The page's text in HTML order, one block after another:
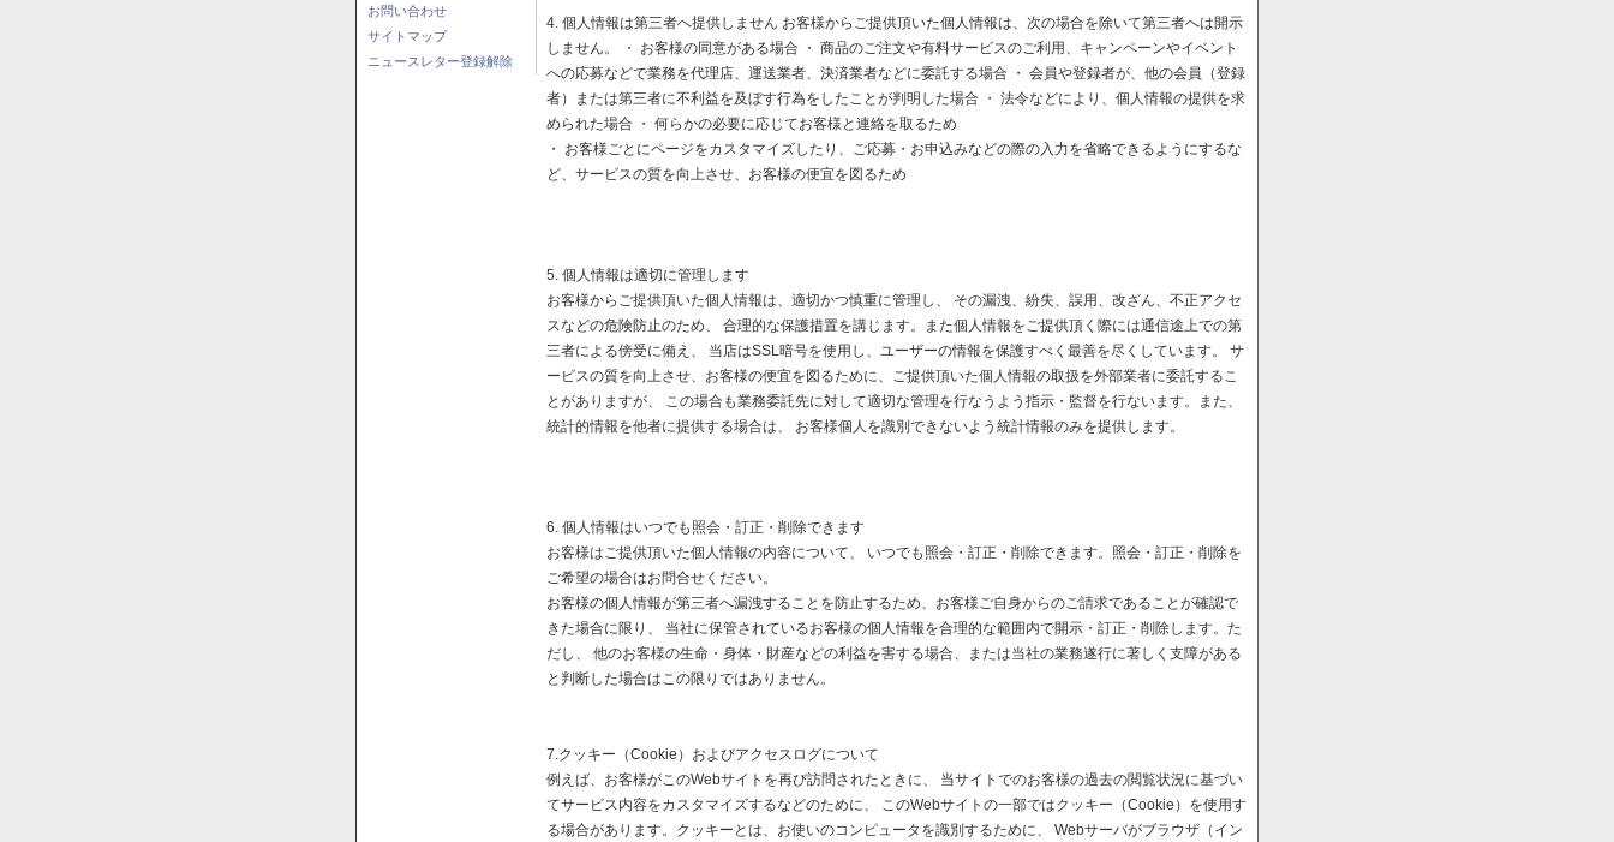
お問い合わせ
サイトマップ
ニュースレター登録解除
4. 個人情報は第三者へ提供しません お客様からご提供頂いた個人情報は、次の場合を除いて第三者へは開示
しません。 ・ お客様の同意がある場合 ・ 商品のご注文や有料サービスのご利用、キャンペーンやイベント
への応募などで業務を代理店、運送業者、決済業者などに委託する場合 ・ 会員や登録者が、他の会員（登録
者）または第三者に不利益を及ぼす行為をしたことが判明した場合 ・ 法令などにより、個人情報の提供を求
められた場合 ・ 何らかの必要に応じてお客様と連絡を取るため
・ お客様ごとにページをカスタマイズしたり、ご応募・お申込みなどの際の入力を省略できるようにするな
ど、サービスの質を向上させ、お客様の便宜を図るため
5. 個人情報は適切に管理します
お客様からご提供頂いた個人情報は、適切かつ慎重に管理し、 その漏洩、紛失、誤用、改ざん、不正アクセ
スなどの危険防止のため、 合理的な保護措置を講じます。また個人情報をご提供頂く際には通信途上での第
三者による傍受に備え、 当店はSSL暗号を使用し、ユーザーの情報を保護すべく最善を尽くしています。 サ
ービスの質を向上させ、お客様の便宜を図るために、ご提供頂いた個人情報の取扱を外部業者に委託するこ
とがありますが、 この場合も業務委託先に対して適切な管理を行なうよう指示・監督を行ないます。また、
統計的情報を他者に提供する場合は、 お客様個人を識別できないよう統計情報のみを提供します。
6. 個人情報はいつでも照会・訂正・削除できます
お客様はご提供頂いた個人情報の内容について、 いつでも照会・訂正・削除できます。照会・訂正・削除を
ご希望の場合はお問合せください。
お客様の個人情報が第三者へ漏洩することを防止するため、お客様ご自身からのご請求であることが確認で
きた場合に限り、 当社に保管されているお客様の個人情報を合理的な範囲内で開示・訂正・削除します。た
だし、 他のお客様の生命・身体・財産などの利益を害する場合、または当社の業務遂行に著しく支障がある
と判断した場合はこの限りではありません。
7.クッキー（Cookie）およびアクセスログについて
例えば、お客様がこのWebサイトを再び訪問されたときに、 当サイトでのお客様の過去の閲覧状況に基づい
てサービス内容をカスタマイズするなどのために、 このWebサイトの一部ではクッキー（Cookie）を使用す
る場合があります。クッキーとは、お使いのコンピュータを識別するために、 Webサーバがブラウザ（イン